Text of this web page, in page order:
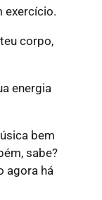
exercício.
corpo,
energia
bem
sabe?
agora há